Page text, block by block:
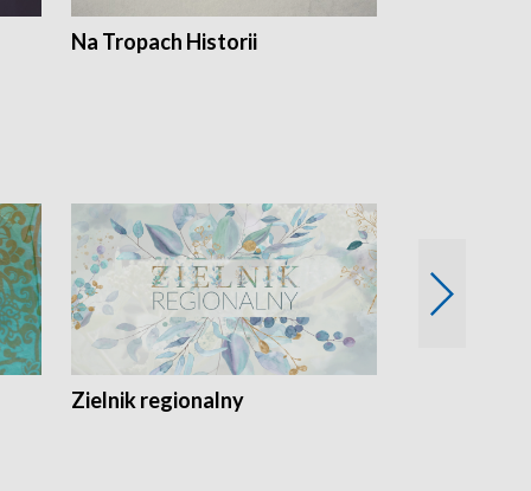
Na Tropach Historii
Zielnik regionalny